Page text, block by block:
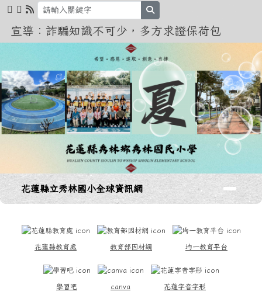
跳至主內容區
花蓮縣立秀林國小全球資訊網
宣導：詐騙知識不可少，多方求證保荷包
導覽列花蓮縣立秀林國小全球資訊網
花蓮縣教育處 教育部因材網 均一教育平台
學習吧 canva 花蓮字音字形